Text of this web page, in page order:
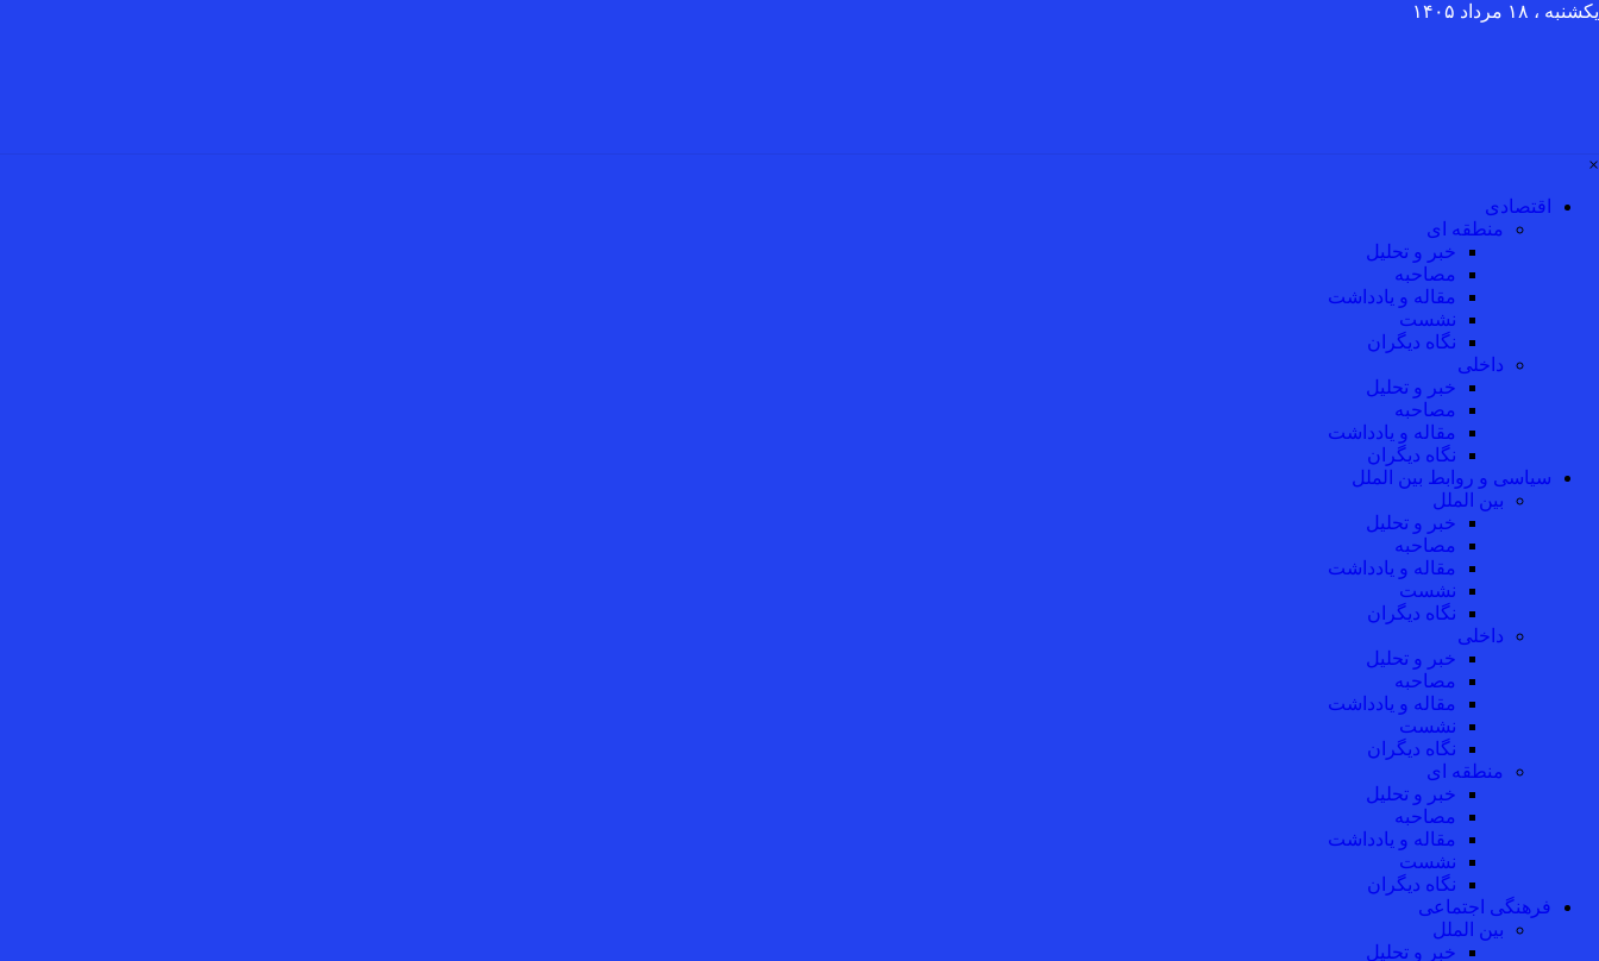
یکشنبه ، ۱۸ مرداد ۱۴۰۵
×
اقتصادی
منطقه ای
خبر و تحلیل
مصاحبه
مقاله و یادداشت
نشست
نگاه دیگران
داخلی
خبر و تحلیل
مصاحبه
مقاله و یادداشت
نگاه دیگران
سیاسی و روابط بین الملل
بین الملل
خبر و تحلیل
مصاحبه
مقاله و یادداشت
نشست
نگاه دیگران
داخلی
خبر و تحلیل
مصاحبه
مقاله و یادداشت
نشست
نگاه دیگران
منطقه ای
خبر و تحلیل
مصاحبه
مقاله و یادداشت
نشست
نگاه دیگران
فرهنگی اجتماعی
بین الملل
خبر و تحلیل